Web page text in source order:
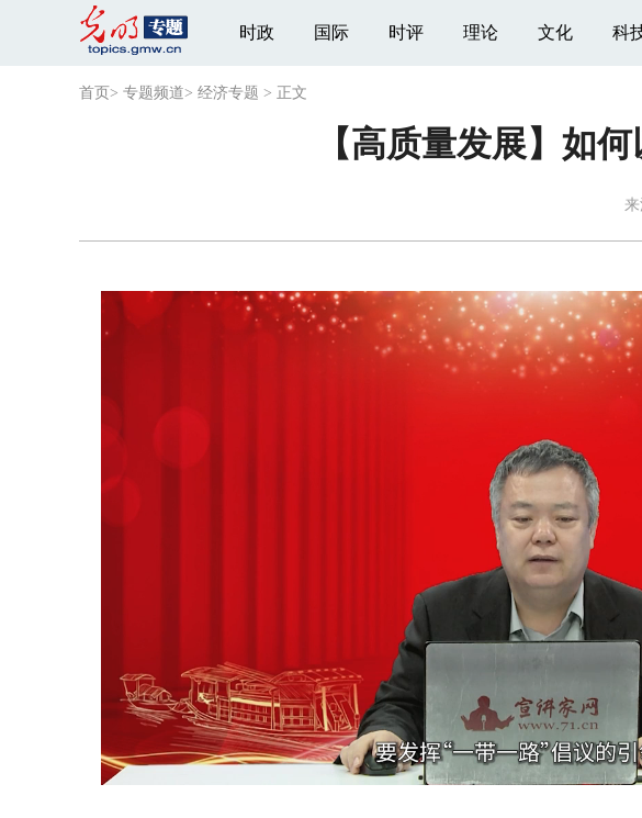
时政 国际 时评 理论 文化 科
首页 > 专题频道> 经济专题 > 正文
【高质量发展】如
来
21.40%